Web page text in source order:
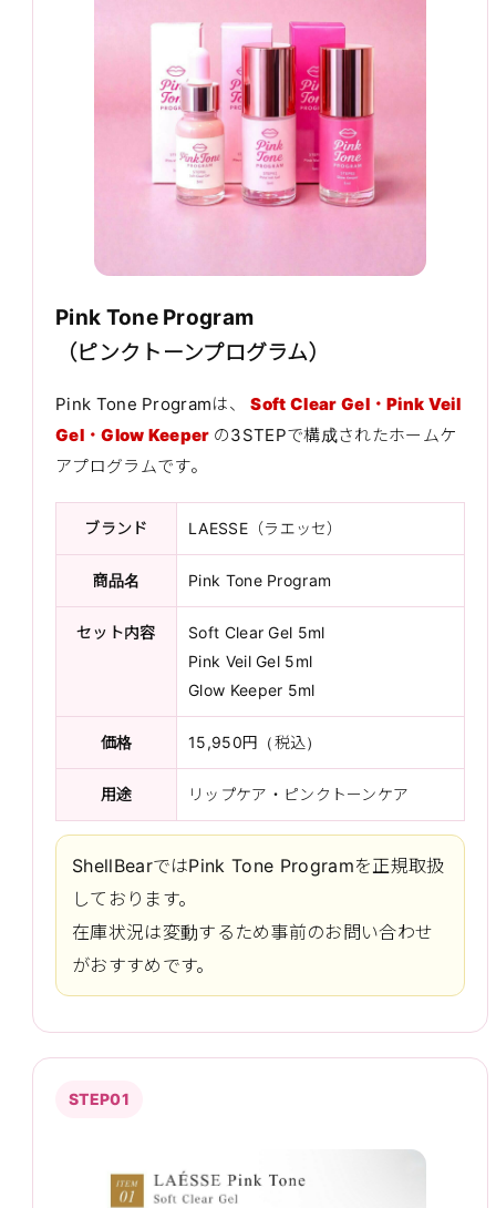
Pink Tone Program
（ピンクトーンプログラム）
Pink Tone Programは、Soft Clear Gel・Pink Veil
Gel・Glow Keeper の3STEPで構成されたホームケ
アプログラムです。
ブランド LAESSE（ラエッセ）
商品名 Pink Tone Program
セット内容
Soft Clear Gel 5ml
Pink Veil Gel 5ml
Glow Keeper 5ml
価格 15,950円（税込）
用途 リップケア・ピンクトーンケア
ShellBearではPink Tone Programを正規取扱
しております。
在庫状況は変動するため事前のお問い合わせ
がおすすめです。
STEP01